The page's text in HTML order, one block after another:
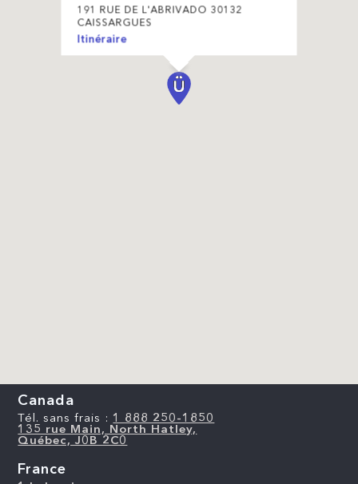
191 RUE DE L'ABRIVADO 30132
CAISSARGUES
Itinéraire
Canada
Tél. sans frais : 1 888 250-1850
135 rue Main, North Hatley,
Québec, J0B 2C0
France